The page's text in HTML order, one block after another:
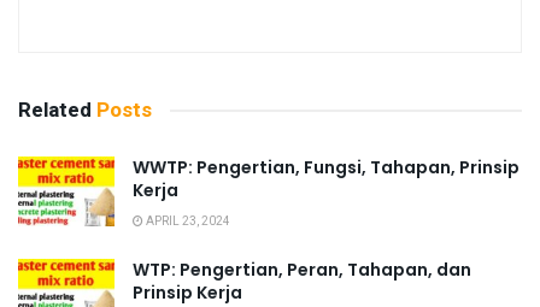
Related Posts
WWTP: Pengertian, Fungsi, Tahapan, Prinsip
Kerja
APRIL 23, 2024
WTP: Pengertian, Peran, Tahapan, dan
Prinsip Kerja